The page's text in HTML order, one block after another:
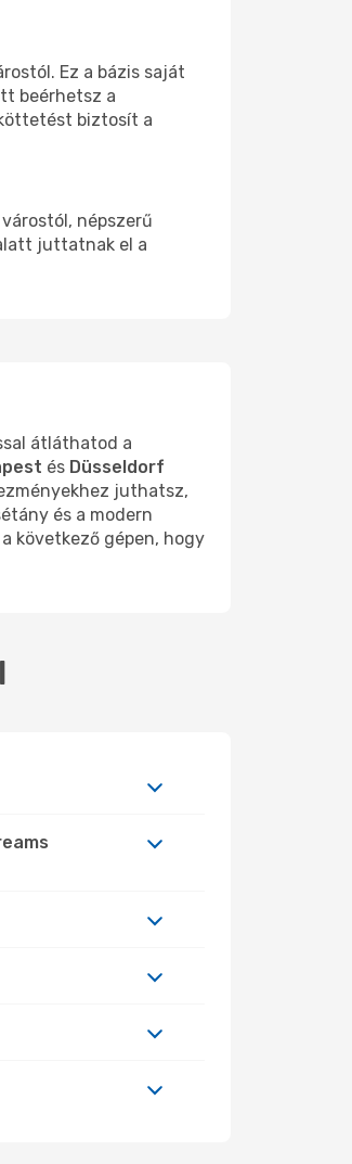
Ez a bázis saját
beérhetsz a
biztosít a
népszerű
juttatnak el a
átláthatod a
és Düsseldorf
juthatsz,
és a modern
következő gépen, hogy